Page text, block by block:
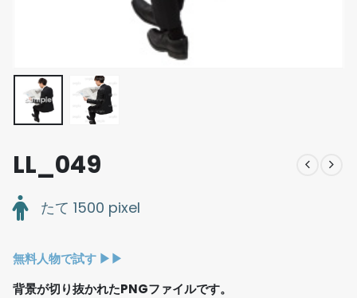
LL_049
たて 1500 pixel
無料人物で試す ▶︎▶︎
背景が切り抜かれたPNGファイルです。